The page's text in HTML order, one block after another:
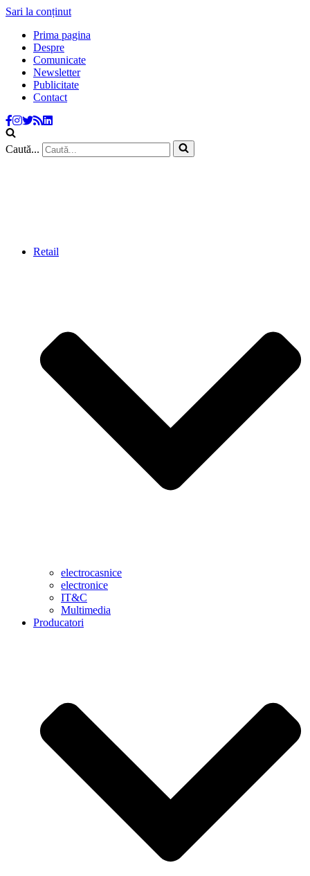
Sari la conținut
Prima pagina
Despre
Comunicate
Newsletter
Publicitate
Contact
Caută...
Retail
electrocasnice
electronice
IT&C
Multimedia
Producatori